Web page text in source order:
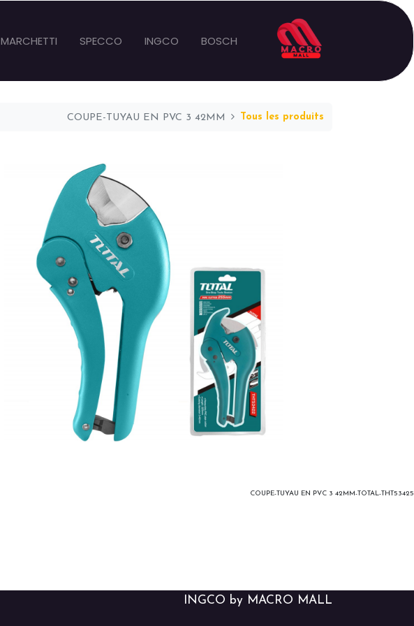
BOSCH
INGCO
SPECCO
MARCHETTI
Tous les produits
COUPE-TUYAU EN PVC 3 42MM
COUPE-TUYAU EN PVC 3 42MM-TOTAL-THT53425
INGCO by MACRO MALL